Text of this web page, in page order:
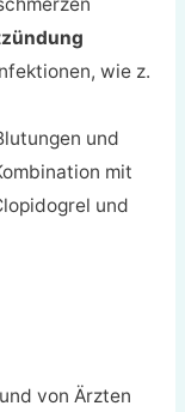
wie z.
und
mit
und
von Ärzten